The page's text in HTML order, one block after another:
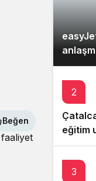
Beğen
2
eğitim
pilot
3